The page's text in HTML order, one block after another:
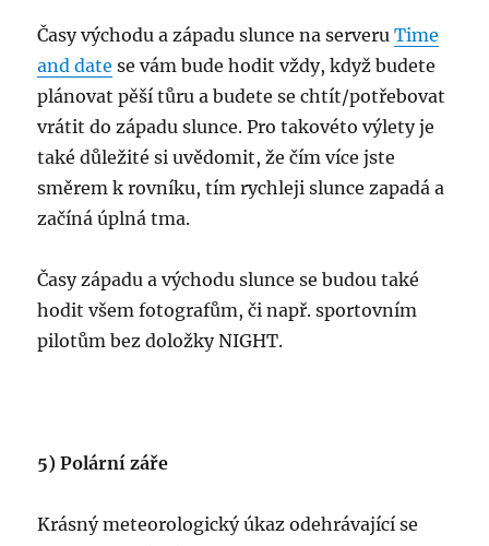
Časy východu a západu slunce na serveruTime
and date se vám bude hodit vždy, když budete
plánovat pěší tůru a budete se chtít/potřebovat
vrátit do západu slunce. Pro takovéto výlety je
také důležité si uvědomit, že čím více jste
směrem k rovníku, tím rychleji slunce zapadá a
začíná úplná tma.
Časy západu a východu slunce se budou také
hodit všem fotografům, či např. sportovním
pilotům bez doložky NIGHT.
5) Polární záře
Krásný meteorologický úkaz odehrávající se